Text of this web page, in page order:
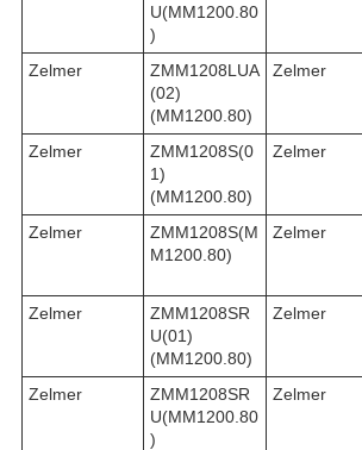
U(MM1200.80
)
Zelmer
ZMM1208LUA
(02)
(MM1200.80)
Zelmer
Zelmer
ZMM1208S(0
1)
(MM1200.80)
Zelmer
Zelmer
ZMM1208S(M
M1200.80)
Zelmer
Zelmer
ZMM1208SR
U(01)
(MM1200.80)
Zelmer
Zelmer
ZMM1208SR
U(MM1200.80
)
Zelmer